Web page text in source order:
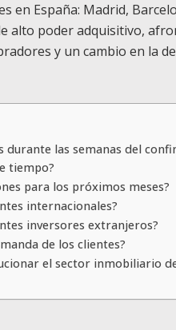
en España: Madrid,
alto poder adquisitivo,
y un cambio en la
durante las semanas del
tiempo?
para los próximos meses?
internacionales?
inversores extranjeros?
de los clientes?
el sector inmobiliario